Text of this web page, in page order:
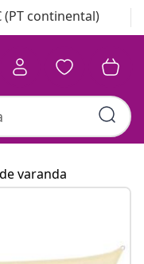
(PT continental)
varanda